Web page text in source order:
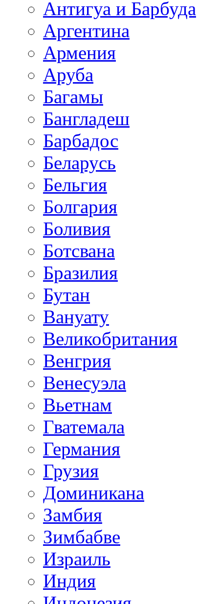
Антигуа и Барбуда
Аргентина
Армения
Аруба
Багамы
Бангладеш
Барбадос
Беларусь
Бельгия
Болгария
Боливия
Ботсвана
Бразилия
Бутан
Вануату
Великобритания
Венгрия
Венесуэла
Вьетнам
Гватемала
Германия
Грузия
Доминикана
Замбия
Зимбабве
Израиль
Индия